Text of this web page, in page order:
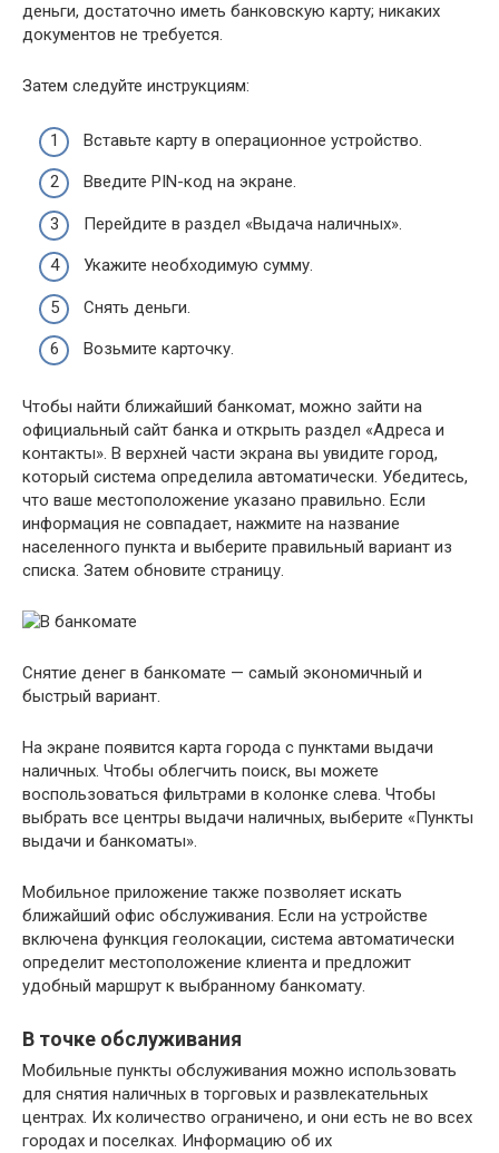
деньги, достаточно иметь банковскую карту; никаких
документов не требуется.
Затем следуйте инструкциям:
Вставьте карту в операционное устройство.
Введите PIN-код на экране.
Перейдите в раздел «Выдача наличных».
Укажите необходимую сумму.
Снять деньги.
Возьмите карточку.
Чтобы найти ближайший банкомат, можно зайти на
официальный сайт банка и открыть раздел «Адреса и
контакты». В верхней части экрана вы увидите город,
который система определила автоматически. Убедитесь,
что ваше местоположение указано правильно. Если
информация не совпадает, нажмите на название
населенного пункта и выберите правильный вариант из
списка. Затем обновите страницу.
Снятие денег в банкомате — самый экономичный и
быстрый вариант.
На экране появится карта города с пунктами выдачи
наличных. Чтобы облегчить поиск, вы можете
воспользоваться фильтрами в колонке слева. Чтобы
выбрать все центры выдачи наличных, выберите «Пункты
выдачи и банкоматы».
Мобильное приложение также позволяет искать
ближайший офис обслуживания. Если на устройстве
включена функция геолокации, система автоматически
определит местоположение клиента и предложит
удобный маршрут к выбранному банкомату.
В точке обслуживания
Мобильные пункты обслуживания можно использовать
для снятия наличных в торговых и развлекательных
центрах. Их количество ограничено, и они есть не во всех
городах и поселках. Информацию об их